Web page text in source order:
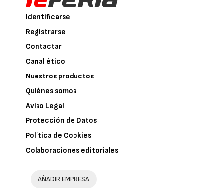
Identificarse
Registrarse
Contactar
Canal ético
Nuestros productos
Quiénes somos
Aviso Legal
Protección de Datos
Política de Cookies
Colaboraciones editoriales
AÑADIR EMPRESA